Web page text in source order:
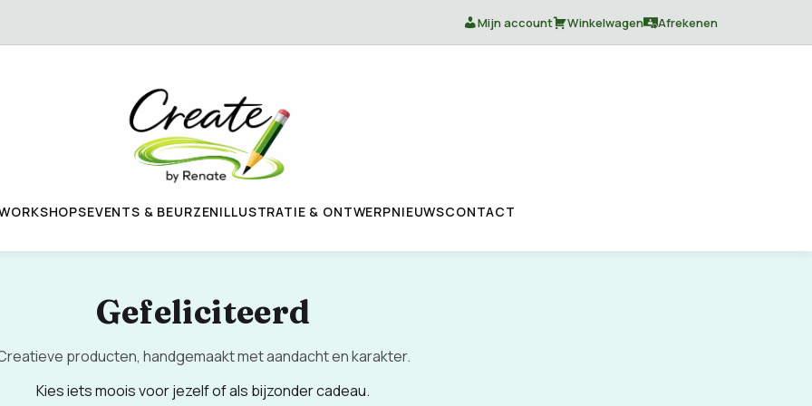
Mijn account Winkelwagen Afrekenen
EVENTS & BEURZENILLUSTRATIE & ONTWERPNIEUWSCONTACT
Gefeliciteerd
producten, handgemaakt met aandacht en karakter.
Kies iets moois voor jezelf of als bijzonder cadeau.